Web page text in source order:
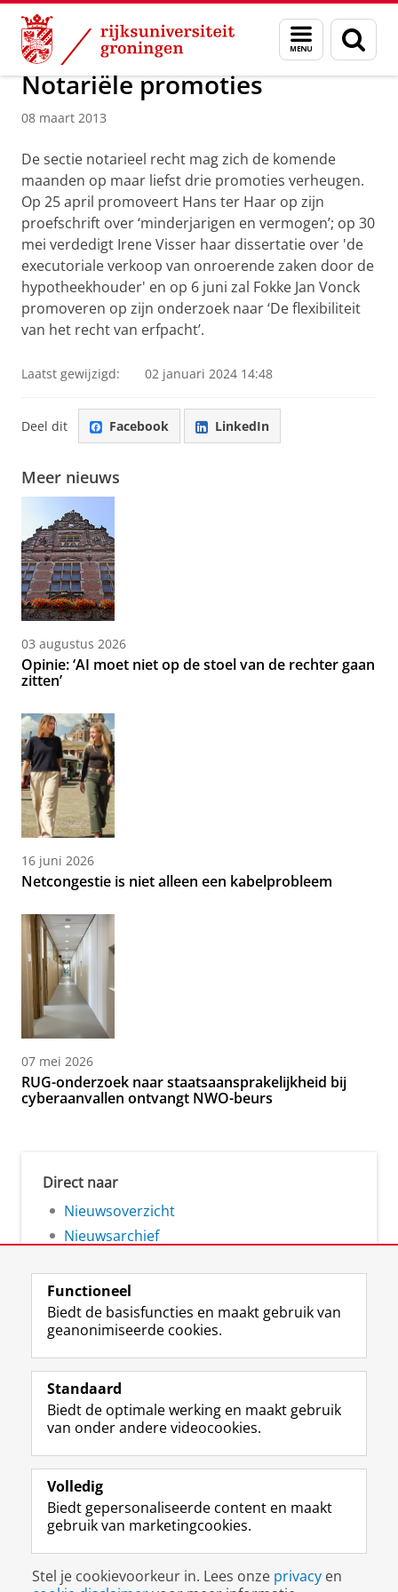
Skip
Content
Skip
Navigation
Menu
en
zoeken
Over ons Actueel Nieuws Nieuwsberichten
Notariële promoties
08 maart 2013
De sectie notarieel recht mag zich de komende
maanden op maar liefst drie promoties verheugen.
Op 25 april promoveert Hans ter Haar op zijn
proefschrift over ‘minderjarigen en vermogen’; op 30
mei verdedigt Irene Visser haar dissertatie over 'de
executoriale verkoop van onroerende zaken door de
hypotheekhouder' en op 6 juni zal Fokke Jan Vonck
promoveren op zijn onderzoek naar ‘De flexibiliteit
van het recht van erfpacht’.
Laatst gewijzigd: 02 januari 2024 14:48
Deel dit Facebook LinkedIn
Meer nieuws
03 augustus 2026
Opinie: ‘AI moet niet op de stoel van de rechter gaan
zitten’
16 juni 2026
Netcongestie is niet alleen een kabelprobleem
07 mei 2026
RUG-onderzoek naar staatsaansprakelijkheid bij
cyberaanvallen ontvangt NWO-beurs
Direct naar
Nieuwsoverzicht
Nieuwsarchief
Volg de RUG
F
a
e
b
o
p
a
i
n
L
i
k
e
I
-
p
g
i
R
S
-
f
e
R
k
s
I
n
t
r
m
c
c
Y
o
T
e
k
a
a
Studiekiezers
Alumni
Over ons
Disclaimer & Copyright
Inloggen
Functioneel
Biedt de basisfuncties en maakt gebruik van
geanonimiseerde cookies.
Standaard
Biedt de optimale werking en maakt gebruik
van onder andere videocookies.
Volledig
Biedt gepersonaliseerde content en maakt
gebruik van marketingcookies.
Stel je cookievoorkeur in. Lees onze privacy en